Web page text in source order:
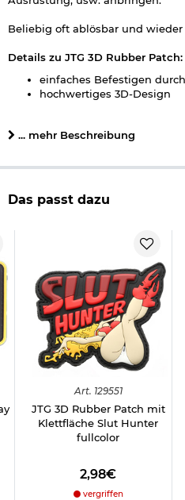
Beliebig oft ablösbar und
Details zu JTG 3D Rubber Patch:
einfaches Befestigen
hochwertiges 3D-Design
Maße: ca. 4,5 x 6,5 cm
Material: PVC, Kunststoff
Farbe: schwarz/rot
Marke: Jackets To Go
... mehr Beschreibung
Das passt dazu
Art. 129551
JTG 3D Rubber Patch mit
Klettfläche Slut Hunter
fullcolor
2,98€
vergriffen